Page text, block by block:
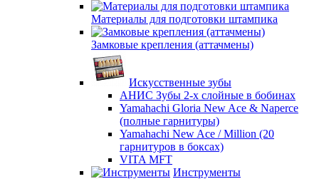
Материалы для подготовки штампика
Замковые крепления (аттачмены)
Искусственные зубы
АНИС Зубы 2-х слойные в бобинах
Yamahachi Gloria New Ace & Naperce
(полные гарнитуры)
Yamahachi New Ace / Million (20
гарнитуров в боксах)
VITA MFT
Инструменты